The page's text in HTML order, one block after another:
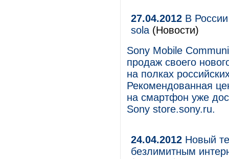
27.04.2012 В
sola (Новости)
Sony Mobile
продаж своего
на полках
Рекомендованная
на смартфон уже
Sony store.sony.ru.
24.04.2012 Новый
безлимитным